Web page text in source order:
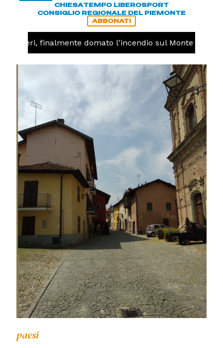
CHIESATEMPO LIBEROSPORT
CONSIGLIO REGIONALE DEL PIEMONTE
ABBONATI
Valdieri, finalmente domato l'incendio sul Monte Piastra
paesi